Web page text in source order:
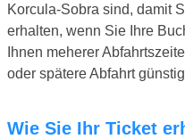
Korcula-Sobra sind, damit
erhalten, wenn Sie Ihre
Ihnen meherer
oder spätere Abfahrt
Wie Sie Ihr Ticket erhalten und wie Sie etwas